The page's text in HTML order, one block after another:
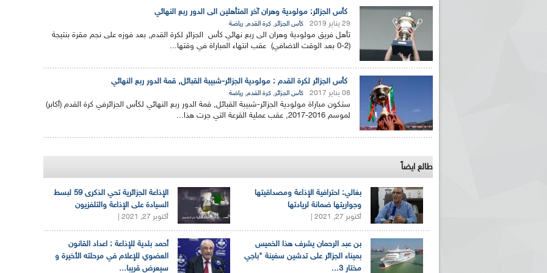
كأس الجزائر: مولودية وهران آخر المتأهلين الى الدور ربع النهائي
29 يناير 2019 كأس الجزائر, كرة القدم, رياضة
تأهل فريق مولودية وهران الى ربع نهائي كأس الجزائر لكرة القدم, بعد فوزه على نجم مقرة بنتيجة
(2-0 بعد الوقت الاضافي) عقب انتهاء المباراة في وقتها...
كأس الجزائر لكرة القدم : مولودية الجزائر-شبيبة القبائل, قمة الدور ربع النهائي
08 يناير 2017 كأس الجزائر, كرة القدم, رياضة
ستكون مباراة مولودية الجزائر-شبيبة القبائل, قمة الدور ربع النهائي لكأس الجزائرفي كرة القدم (أكابر)
لموسم 2016-2017, عقب عملية القرعة التي جرت هذا...
طالع ايضاً
الإذاعة الجزائرية تحي الذكرى 59 لبسط
السيادة على الإذاعة والتلفزيون
أكتوبر 27, 2021 |
بغالي: احترافية الإذاعة ومصداقيتها
وجواريتها ضمانة لريادتها
أكتوبر 27, 2021 |
أحمد بلدية للإذاعة : اعداد القانون
العضوي للإعلام في مرحلته الأخيرة و
سيعرض قريبا...
بن عبد الرحمان يشرف هذا الخميس
بميناء الجزائر على تدشين سفينة "باجي
مختار 3...